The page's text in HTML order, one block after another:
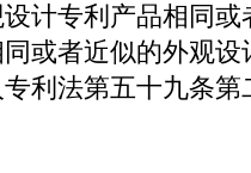
计专利产品相同或
或者近似的外观
利法第五十九条